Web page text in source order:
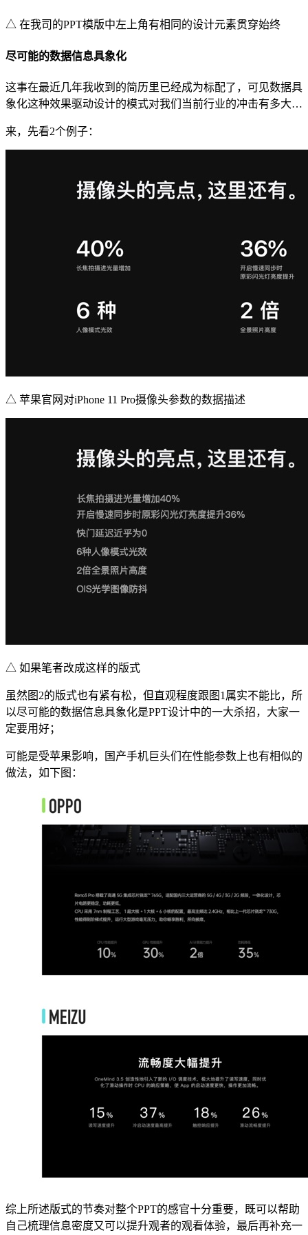
△ 在我司的PPT模版中左上角有相同的设计元素贯穿始终
尽可能的数据信息具象化
这事在最近几年我收到的简历里已经成为标配了，可见数据具
象化这种效果驱动设计的模式对我们当前行业的冲击有多大…
来，先看2个例子：
△ 苹果官网对iPhone 11 Pro摄像头参数的数据描述
△ 如果笔者改成这样的版式
虽然图2的版式也有紧有松，但直观程度跟图1属实不能比，所
以尽可能的数据信息具象化是PPT设计中的一大杀招，大家一
定要用好；
可能是受苹果影响，国产手机巨头们在性能参数上也有相似的
做法，如下图：
综上所述版式的节奏对整个PPT的感官十分重要，既可以帮助
自己梳理信息密度又可以提升观者的观看体验，最后再补充一